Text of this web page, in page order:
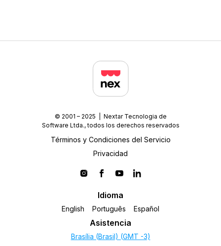
© 2001 – 2025 | Nextar Tecnologia de
Software Ltda., todos los derechos reservados
Términos y Condiciones del Servicio
Privacidad
Idioma
English Português Español
Asistencia
Brasília (Brasil) (GMT -3)